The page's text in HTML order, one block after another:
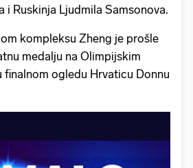
i Ruskinja Ljudmila Samsonova.
kompleksu Zheng je prošle
medalju na Olimpijskim
finalnom ogledu Hrvaticu Donnu